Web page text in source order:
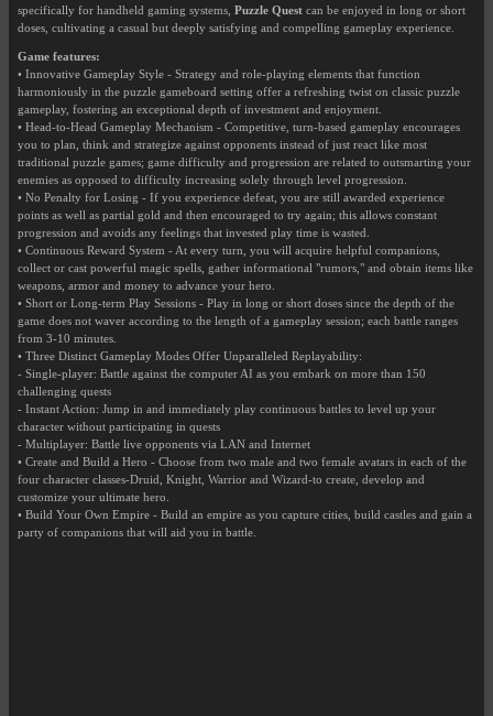
specifically for handheld gaming systems, Puzzle Quest can be enjoyed in long or short
doses, cultivating a casual but deeply satisfying and compelling gameplay experience.
Game features:
• Innovative Gameplay Style - Strategy and role-playing elements that function
harmoniously in the puzzle gameboard setting offer a refreshing twist on classic puzzle
gameplay, fostering an exceptional depth of investment and enjoyment.
• Head-to-Head Gameplay Mechanism - Competitive, turn-based gameplay encourages
you to plan, think and strategize against opponents instead of just react like most
traditional puzzle games; game difficulty and progression are related to outsmarting your
enemies as opposed to difficulty increasing solely through level progression.
• No Penalty for Losing - If you experience defeat, you are still awarded experience
points as well as partial gold and then encouraged to try again; this allows constant
progression and avoids any feelings that invested play time is wasted.
• Continuous Reward System - At every turn, you will acquire helpful companions,
collect or cast powerful magic spells, gather informational "rumors," and obtain items like
weapons, armor and money to advance your hero.
• Short or Long-term Play Sessions - Play in long or short doses since the depth of the
game does not waver according to the length of a gameplay session; each battle ranges
from 3-10 minutes.
• Three Distinct Gameplay Modes Offer Unparalleled Replayability:
- Single-player: Battle against the computer AI as you embark on more than 150
challenging quests
- Instant Action: Jump in and immediately play continuous battles to level up your
character without participating in quests
- Multiplayer: Battle live opponents via LAN and Internet
• Create and Build a Hero - Choose from two male and two female avatars in each of the
four character classes-Druid, Knight, Warrior and Wizard-to create, develop and
customize your ultimate hero.
• Build Your Own Empire - Build an empire as you capture cities, build castles and gain a
party of companions that will aid you in battle.